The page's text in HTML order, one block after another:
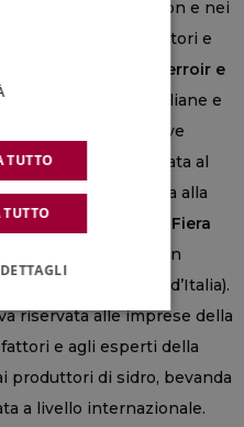
nella Wine Emotion e nei
tra visitatori e
Premio Carta Vini Terroir e
carte dei vini italiane e
si arricchisce di nuove
la sezione dedicata al
una novità legata alla
l’edizione n. 6 della Fiera
in collaborazione con
Nazionale Amaro d’Italia).
riservata alle imprese della
e agli esperti della
produttori di sidro, bevanda
a livello internazionale.
TUTTO